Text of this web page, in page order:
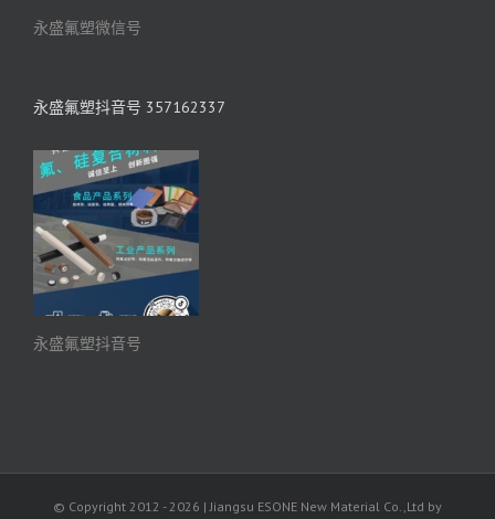
永盛氟塑微信号
永盛氟塑抖音号 357162337
永盛氟塑抖音号
© Copyright 2012 -2026 | Jiangsu ESONE New Material Co.,Ltd by